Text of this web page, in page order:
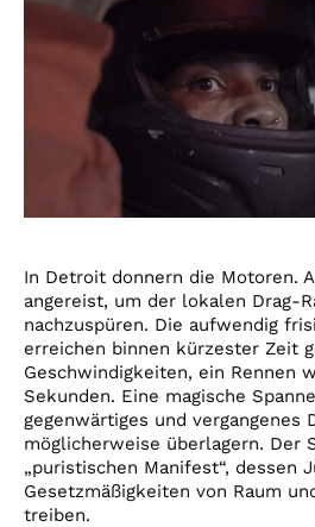
In Detroit donnern die Motoren.
angereist, um der lokalen Drag-
nachzuspüren. Die aufwendig
erreichen binnen kürzester Zeit
Geschwindigkeiten, ein Rennen
Sekunden. Eine magische
gegenwärtiges und vergangenes
möglicherweise überlagern. Der
„puristischen Manifest“, dessen
Gesetzmäßigkeiten von Raum
treiben.